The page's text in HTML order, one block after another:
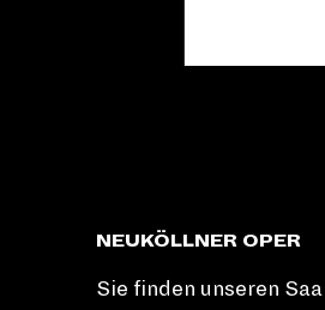
NEUKÖLLNER OPER
Sie finden unseren